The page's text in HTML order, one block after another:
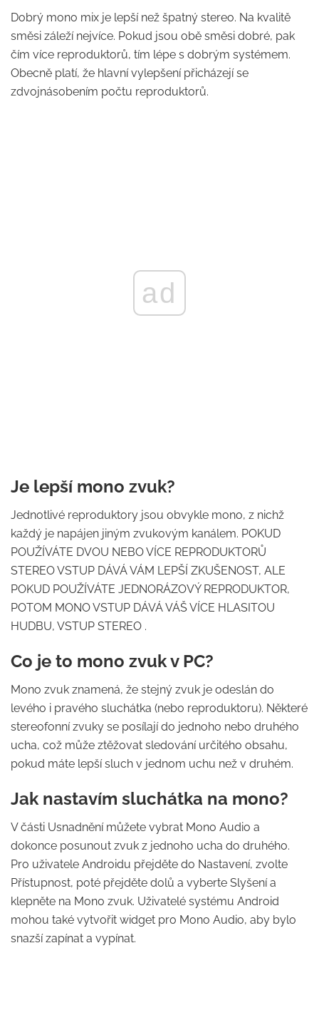
Dobrý mono mix je lepší než špatný stereo. Na kvalitě
směsi záleží nejvíce. Pokud jsou obě směsi dobré, pak
čím více reproduktorů, tím lépe s dobrým systémem.
Obecně platí, že hlavní vylepšení přicházejí se
zdvojnásobením počtu reproduktorů.
ad
Je lepší mono zvuk?
Jednotlivé reproduktory jsou obvykle mono, z nichž
každý je napájen jiným zvukovým kanálem. POKUD
POUŽÍVÁTE DVOU NEBO VÍCE REPRODUKTORŮ
STEREO VSTUP DÁVÁ VÁM LEPŠÍ ZKUŠENOST, ALE
POKUD POUŽÍVÁTE JEDNORÁZOVÝ REPRODUKTOR,
POTOM MONO VSTUP DÁVÁ VÁŠ VÍCE HLASITOU
HUDBU, VSTUP STEREO .
Co je to mono zvuk v PC?
Mono zvuk znamená, že stejný zvuk je odeslán do
levého i pravého sluchátka (nebo reproduktoru). Některé
stereofonní zvuky se posílají do jednoho nebo druhého
ucha, což může ztěžovat sledování určitého obsahu,
pokud máte lepší sluch v jednom uchu než v druhém.
Jak nastavím sluchátka na mono?
V části Usnadnění můžete vybrat Mono Audio a
dokonce posunout zvuk z jednoho ucha do druhého.
Pro uživatele Androidu přejděte do Nastavení, zvolte
Přístupnost, poté přejděte dolů a vyberte Slyšení a
klepněte na Mono zvuk. Uživatelé systému Android
mohou také vytvořit widget pro Mono Audio, aby bylo
snazší zapínat a vypínat.